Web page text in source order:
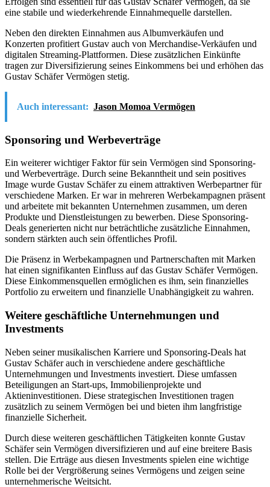
eine stabile und wiederkehrende Einnahmequelle darstellen.
Neben den direkten Einnahmen aus Albumverkäufen und
Konzerten profitiert Gustav auch von Merchandise-Verkäufen und
digitalen Streaming-Plattformen. Diese zusätzlichen Einkünfte
tragen zur Diversifizierung seines Einkommens bei und erhöhen das
Gustav Schäfer Vermögen stetig.
Auch interessant: Jason Momoa Vermögen
Sponsoring und Werbeverträge
Ein weiterer wichtiger Faktor für sein Vermögen sind Sponsoring-
und Werbeverträge. Durch seine Bekanntheit und sein positives
Image wurde Gustav Schäfer zu einem attraktiven Werbepartner für
verschiedene Marken. Er war in mehreren Werbekampagnen präsent
und arbeitete mit bekannten Unternehmen zusammen, um deren
Produkte und Dienstleistungen zu bewerben. Diese Sponsoring-
Deals generierten nicht nur beträchtliche zusätzliche Einnahmen,
sondern stärkten auch sein öffentliches Profil.
Die Präsenz in Werbekampagnen und Partnerschaften mit Marken
hat einen signifikanten Einfluss auf das Gustav Schäfer Vermögen.
Diese Einkommensquellen ermöglichen es ihm, sein finanzielles
Portfolio zu erweitern und finanzielle Unabhängigkeit zu wahren.
Weitere geschäftliche Unternehmungen und
Investments
Neben seiner musikalischen Karriere und Sponsoring-Deals hat
Gustav Schäfer auch in verschiedene andere geschäftliche
Unternehmungen und Investments investiert. Diese umfassen
Beteiligungen an Start-ups, Immobilienprojekte und
Aktieninvestitionen. Diese strategischen Investitionen tragen
zusätzlich zu seinem Vermögen bei und bieten ihm langfristige
finanzielle Sicherheit.
Durch diese weiteren geschäftlichen Tätigkeiten konnte Gustav
Schäfer sein Vermögen diversifizieren und auf eine breitere Basis
stellen. Die Erträge aus diesen Investments spielen eine wichtige
Rolle bei der Vergrößerung seines Vermögens und zeigen seine
unternehmerische Weitsicht.